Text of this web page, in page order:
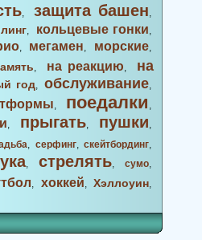
, защита башен,
, кольцевые гонки,
, мегамен, морские,
, на реакцию, на
год, обслуживание,
, поедалки ,
, прыгать, пушки,
, серфинг,скейтбординг,
,стрелять, сумо,
, хоккей,Хэллоуин,